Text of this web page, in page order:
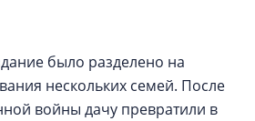
было разделено на
нескольких семей. После
войны дачу превратили в